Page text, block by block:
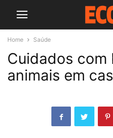
Home Saúde
Cuidados com
animais em